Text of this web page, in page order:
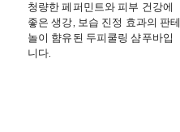
청량한 페퍼민트와 피부 건강에
좋은 생강, 보습 진정 효과의 판테
놀이 햠유된 두피쿨링 샴푸바입
니다.